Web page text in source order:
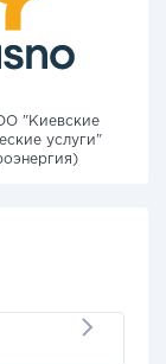
"Киевские
услуги"